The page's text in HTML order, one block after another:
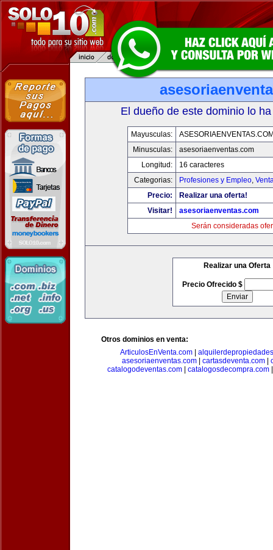
El dueño de este dominio lo
Mayusculas:
Minusculas:
asesoriaenventas.com
Longitud:
16 caracteres
Categorias:
Profesiones y Empleo,
Precio:
Realizar una oferta!
Visitar!
asesoriaenventas.com
Serán consideradas
Realizar una Oferta
Precio Ofrecido $
Otros dominios en venta:
ArticulosEnVenta.com|
asesoriaenventas.com
cartasdeventa.com
catalogodeventas.com
catalogosdecompra.com